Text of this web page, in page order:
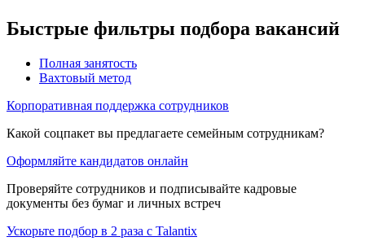
Быстрые фильтры подбора вакансий
Полная занятость
Вахтовый метод
Корпоративная поддержка сотрудников
Какой соцпакет вы предлагаете семейным сотрудникам?
Оформляйте кандидатов онлайн
Проверяйте сотрудников и подписывайте кадровые
документы без бумаг и личных встреч
Ускорьте подбор в 2 раза с Talantix